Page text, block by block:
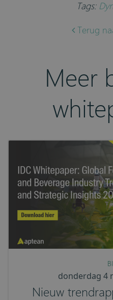
Tags:
Terug
Meer
donderdag 4
Nieuw